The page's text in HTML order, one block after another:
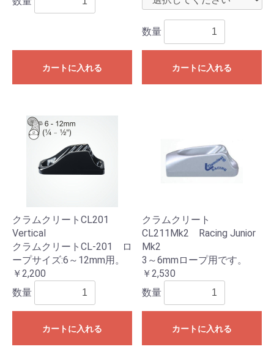
カートに入れる
数量
カートに入れる
クラムクリートCL201
Vertical
クラムクリートCL-201 ロ
ープサイズ:6～12mm用。
￥2,200
数量
カートに入れる
クラムクリート
CL211Mk2 Racing Junior
Mk2
3～6mmロープ用です。
￥2,530
数量
カートに入れる